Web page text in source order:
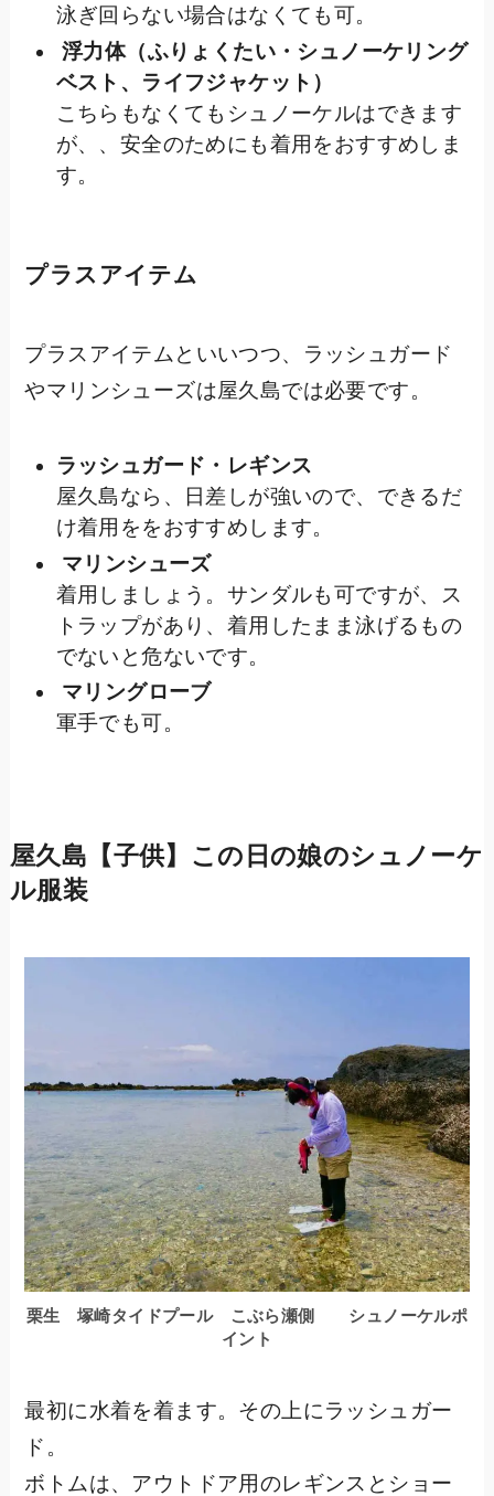
泳ぎ回らない場合はなくても可。
浮力体（ふりょくたい・シュノーケリング
ベスト、ライフジャケット）
こちらもなくてもシュノーケルはできます
が、、安全のためにも着用をおすすめしま
す。
プラスアイテム
プラスアイテムといいつつ、ラッシュガード
やマリンシューズは屋久島では必要です。
ラッシュガード・レギンス
屋久島なら、日差しが強いので、できるだ
け着用ををおすすめします。
マリンシューズ
着用しましょう。サンダルも可ですが、ス
トラップがあり、着用したまま泳げるもの
でないと危ないです。
マリングローブ
軍手でも可。
屋久島【子供】この日の娘のシュノーケ
ル服装
栗生 塚崎タイドプール こぶら瀬側 シュノーケルポ
イント
最初に水着を着ます。その上にラッシュガー
ド。
ボトムは、アウトドア用のレギンスとショー